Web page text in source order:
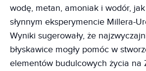
wodę, metan, amoniak i wodór,
słynnym eksperymencie Millera-
Wyniki sugerowały, że
błyskawice mogły pomóc w
elementów budulcowych życia na